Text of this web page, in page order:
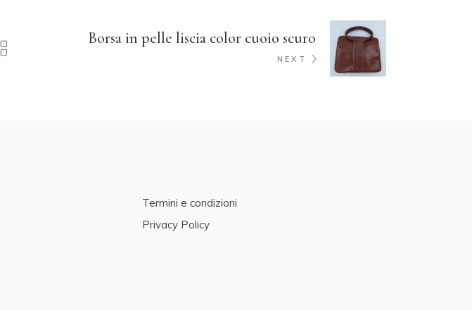
Borsa in pelle liscia color cuoio scuro
NEXT
Termini e condizioni
Privacy Policy